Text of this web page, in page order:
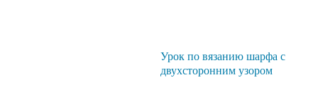
Урок по вязанию шарфа с
двухсторонним узором